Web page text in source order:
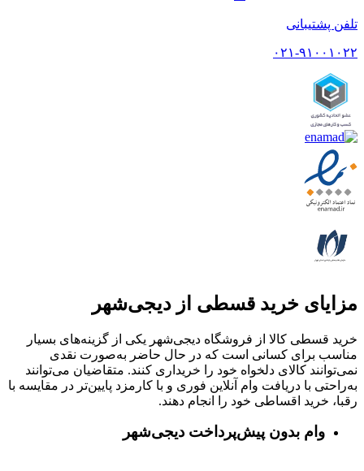
تلفن پشتیبانی
۰۲۱-۹۱۰۰۱۰۲۲
مزایای خرید قسطی از دیجی‌شهر
خرید قسطی کالا از فروشگاه دیجی‌شهر یکی از گزینه‌های بسیار
مناسب برای کسانی است که در حال حاضر به‌صورت نقدی
نمی‌توانند کالای دلخواه خود را خریداری کنند. متقاضیان می‌توانند
به‌راحتی با دریافت وام آنلاین فوری و با کارمزد پایین‌تر در مقایسه با
رقبا، خرید اقساطی خود را انجام دهند.
وام بدون پیش‌پرداخت‌ دیجی‌شهر